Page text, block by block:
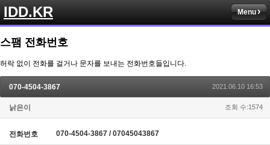
IDD.KR Menu
스팸 전화번호
허락 없이 전화를 걸거나 문자를 보내는 전화번호들입니다.
070-4504-3867 2021.06.10 16:53
낡은이 조회 수:1574
전화번호 070-4504-3867 / 07045043867